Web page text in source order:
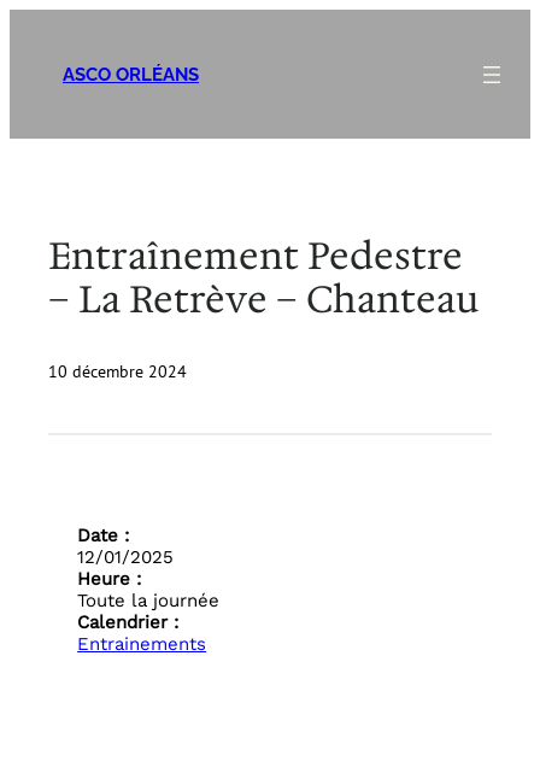
contenuASCO ORLÉANS
Entraînement Pedestre
– La Retrève – Chanteau
10 décembre 2024
Date :
12/01/2025
Heure :
Toute la journée
Calendrier :
Entrainements